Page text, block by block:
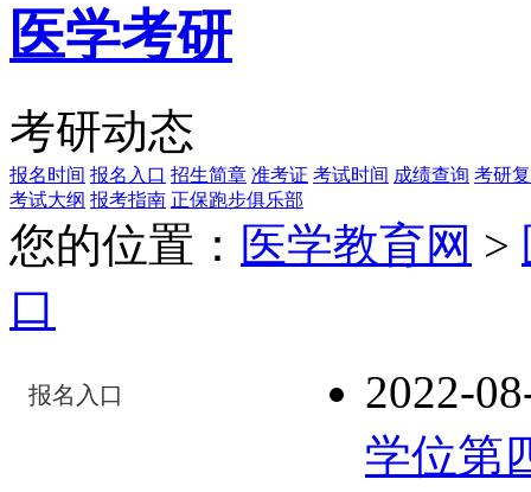
医学考研
考研动态
报名时间 报名入口 招生简章 准考证 考试时间 成绩查询 考研
考试大纲 报考指南 正保跑步俱乐部
您的位置： 医学教育网 >
口
报名入口
2022-
学位第